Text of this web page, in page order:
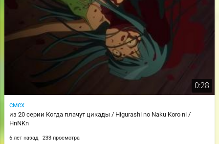
0:28
смех
из 20 серии Когда плачут цикады / Higurashi no Naku Koro ni /
HnNKn
6 лет назад 233 просмотра